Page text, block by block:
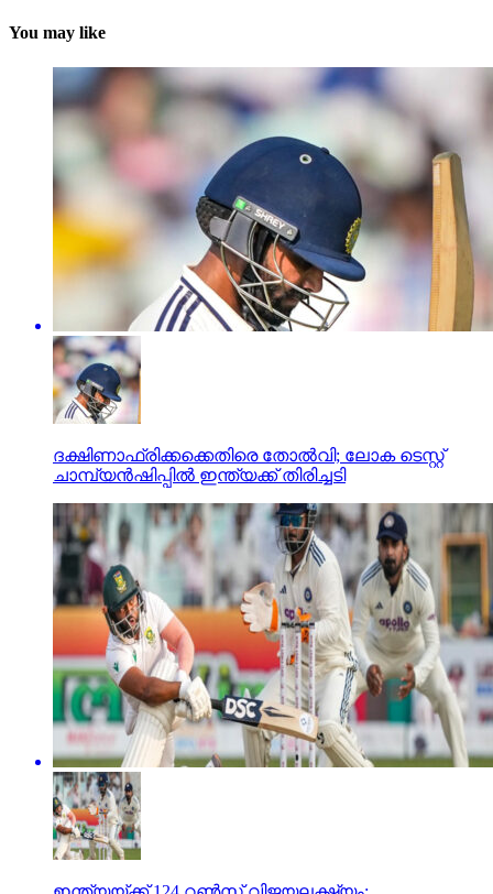
You may like
ദക്ഷിണാഫ്രിക്കക്കെതിരെ തോല്‍വി; ലോക ടെസ്റ്റ്
ചാമ്പ്യന്‍ഷിപ്പില്‍ ഇന്ത്യക്ക് തിരിച്ചടി